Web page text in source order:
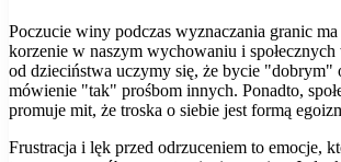
Poczucie winy podczas wyznaczania granic ma
korzenie w naszym wychowaniu i społecznych
od dzieciństwa uczymy się, że bycie "dobrym"
mówienie "tak" prośbom innych. Ponadto,
promuje mit, że troska o siebie jest formą
Frustracja i lęk przed odrzuceniem to emocje,